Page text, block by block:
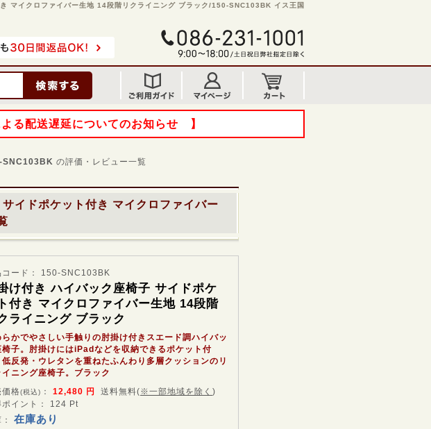
マイクロファイバー生地 14段階リクライニング ブラック/150-SNC103BK イス王国
る配送遅延についてのお知らせ 】
SNC103BK の評価・レビュー一覧
イドポケット付き マイクロファイバー
コード： 150-SNC103BK
け付き ハイバック座椅子 サイドポケ
付き マイクロファイバー生地 14段階
ライニング ブラック
らかでやさしい手触りの肘掛け付きスエード調ハイバッ
椅子。肘掛けにはiPadなどを収納できるポケット付
低反発・ウレタンを重ねたふんわり多層クッションのリ
イニング座椅子。ブラック
価格(税込) ： 12,480 円 送料無料(※一部地域を除く )
ポイント： 124 Pt
在庫あり